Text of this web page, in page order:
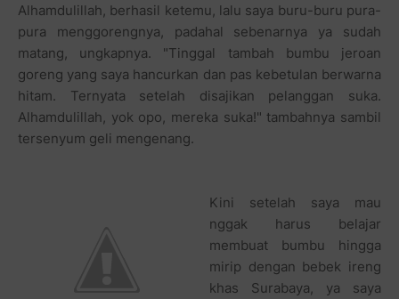
Alhamdulillah, berhasil ketemu, lalu saya buru-buru pura-
pura menggorengnya, padahal sebenarnya ya sudah
matang, ungkapnya. "Tinggal tambah bumbu jeroan
goreng yang saya hancurkan dan pas kebetulan berwarna
hitam. Ternyata setelah disajikan pelanggan suka.
Alhamdulillah, yok opo, mereka suka!" tambahnya sambil
tersenyum geli mengenang.
Kini setelah saya mau
nggak harus belajar
membuat bumbu hingga
mirip dengan bebek ireng
khas Surabaya, ya saya